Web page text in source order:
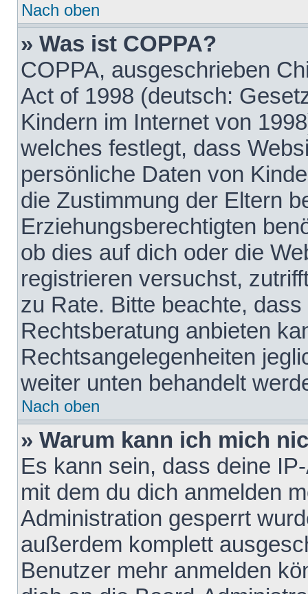
Nach oben
» Was ist COPPA?
COPPA, ausgeschrieben
Act of 1998 (deutsch:
Kindern im Internet von
welches festlegt, dass
persönliche Daten von
die Zustimmung der Eltern
Erziehungsberechtigten
ob dies auf dich oder die
registrieren versuchst,
zu Rate. Bitte beachte,
Rechtsberatung anbieten
Rechtsangelegenheiten
weiter unten behandelt
Nach oben
» Warum kann ich mich
Es kann sein, dass deine
mit dem du dich anmelden
Administration gesperrt
außerdem komplett
Benutzer mehr anmelden